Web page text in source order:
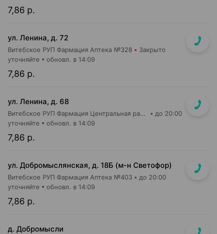
7,86 р.
ул. Ленина, д. 72
Витебское РУП Фармация Аптека №328 Закрыто
7,86 р.
уточняйте обновл. в 14:09
ул. Ленина, д. 68
Витебское РУП Фармация Центральная районная аптека №16 до 20:00
7,86 р.
уточняйте обновл. в 14:09
ул. Добромыслянская, д. 18Б (м-н Светофор)
Витебское РУП Фармация Аптека №403 до 20:00
7,86 р.
уточняйте обновл. в 14:09
д. Добромысли